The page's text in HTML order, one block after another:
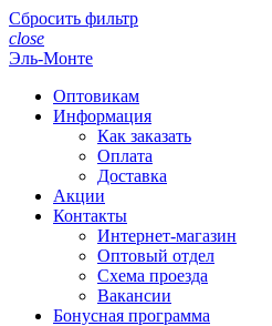
Сбросить фильтр
close
Эль-Монте
Оптовикам
Информация
Как заказать
Оплата
Доставка
Акции
Контакты
Интернет-магазин
Оптовый отдел
Схема проезда
Вакансии
Бонусная программа